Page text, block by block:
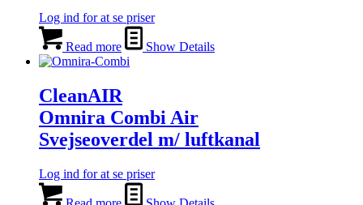
Log ind for at se priser
Read more Show Details
CleanAIR
Omnira Combi Air
Svejseoverdel m/ luftkanal
Log ind for at se priser